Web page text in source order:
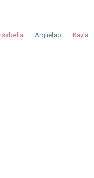
Isabella Arquelao Kayla